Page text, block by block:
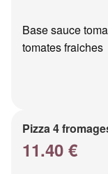
Base sauce
tomates fraiches
Pizza 4
11.40 €